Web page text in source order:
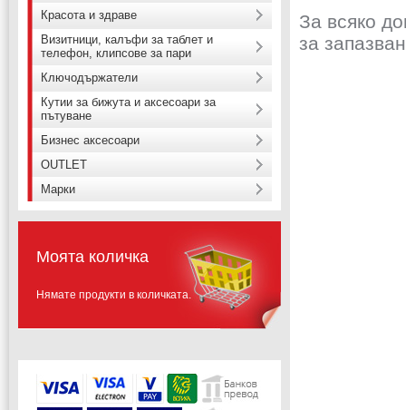
За всяко
за
Красота и здраве
Визитници, калъфи за таблет и
телефон, клипсове за пари
Ключодържатели
Кутии за бижута и аксесоари за
пътуване
Бизнес аксесоари
OUTLET
Марки
Моята количка
Нямате продукти в количката.